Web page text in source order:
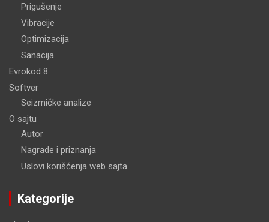
Prigušenje
Vibracije
Optimizacija
Sanacija
Evrokod 8
Softver
Seizmičke analize
O sajtu
Autor
Nagrade i priznanja
Uslovi korišćenja web sajta
Kategorije